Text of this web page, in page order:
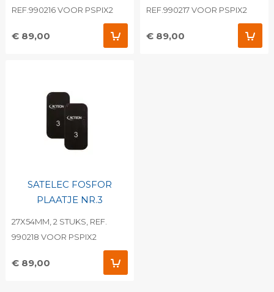
REF.990216 VOOR PSPIX2
€ 89,00
REF.990217 VOOR PSPIX2
€ 89,00
SATELEC FOSFOR
PLAATJE NR.3
27X54MM, 2 STUKS, REF.
990218 VOOR PSPIX2
€ 89,00